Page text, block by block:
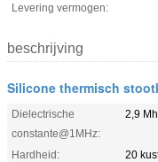
Levering vermogen:
beschrijving
Silicone thermisch
Dielectrische
constante@1MHz:
2,9
Hardheid:
20